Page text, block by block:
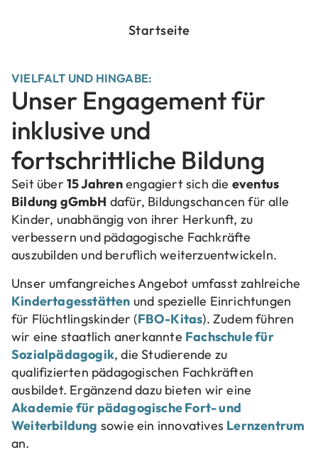
Startseite
VIELFALT UND HINGABE:
Unser Engagement für
inklusive und
fortschrittliche Bildung
Seit über 15 Jahrenengagiert sich die eventus
Bildung gGmbH dafür, Bildungschancen für alle
Kinder, unabhängig von ihrer Herkunft, zu
verbessern und pädagogische Fachkräfte
auszubilden und beruflich weiterzuentwickeln.
Unser umfangreiches Angebot umfasst zahlreiche
Kindertagesstätten und spezielle Einrichtungen
für Flüchtlingskinder (FBO-Kitas). Zudem führen
wir eine staatlich anerkannte Fachschule für
Sozialpädagogik, die Studierende zu
qualifizierten pädagogischen Fachkräften
ausbildet. Ergänzend dazu bieten wir eine
Akademie für pädagogische Fort- und
Weiterbildung sowie ein innovatives Lernzentrum
an.